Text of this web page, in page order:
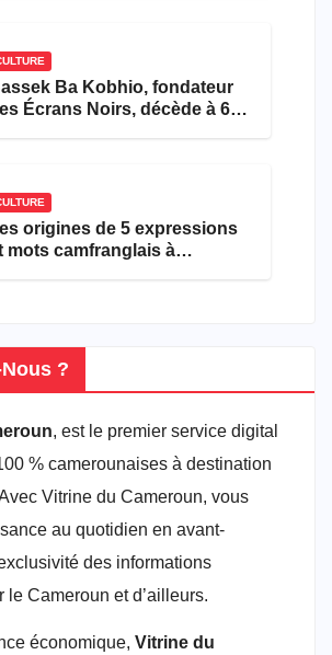
Ba Kobhio, fondateur
Écrans Noirs, décède à 69
origines de 5 expressions
mots camfranglais à
?
, est le premier service digital
% camerounaises à destination
Vitrine du Cameroun, vous
au quotidien en avant-
des informations
le Cameroun et d’ailleurs.
économique, Vitrine du